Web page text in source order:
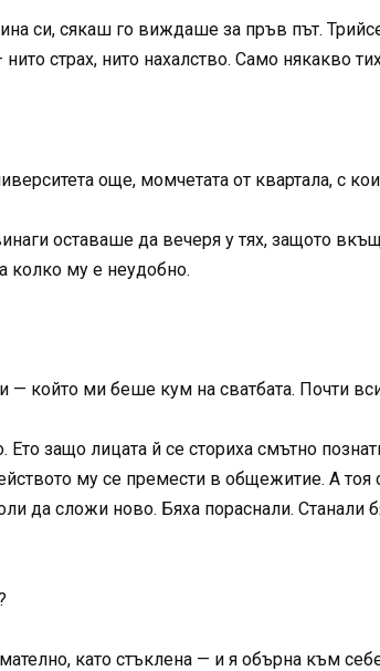
си, сякаш го виждаше за пръв път.
страх, нито нахалство. Само някакво
още, момчетата от квартала, с
оставаше да вечеря у тях, защото
колко му е неудобно.
който ми беше кум на сватбата. Почти
защо лицата й се сториха смътно
му се премести в общежитие. А
да сложи ново. Бяха пораснали.
като стъклена — и я обърна към